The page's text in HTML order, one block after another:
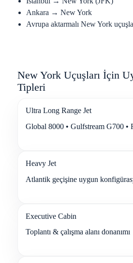
Ankara → New York
Avrupa aktarmalı New York
New York Uçuşları İçin
Tipleri
Ultra Long Range Jet
Global 8000 • Gulfstream G700 •
Heavy Jet
Atlantik geçişine uygun
Executive Cabin
Toplantı & çalışma alanı donanımı